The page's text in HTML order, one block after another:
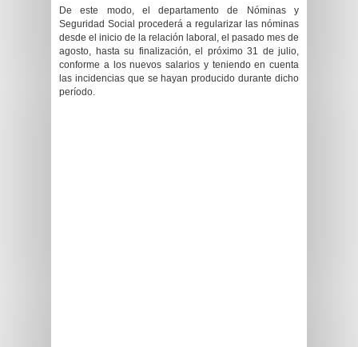
De este modo, el departamento de Nóminas y
Seguridad Social procederá a regularizar las nóminas
desde el inicio de la relación laboral, el pasado mes de
agosto, hasta su finalización, el próximo 31 de julio,
conforme a los nuevos salarios y teniendo en cuenta
las incidencias que se hayan producido durante dicho
período.